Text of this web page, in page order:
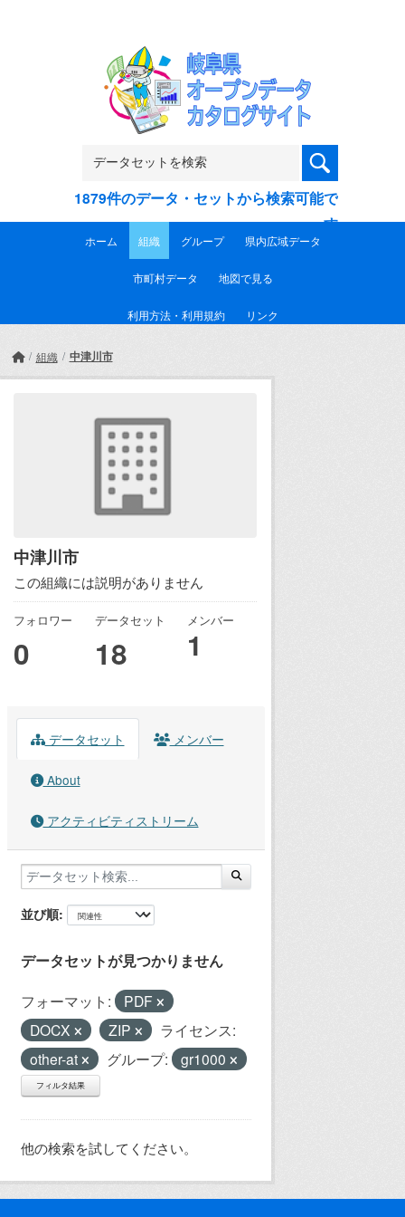
1879件のデータ・セットから検索可能で
す
ホーム 組織 グループ 県内広域データ
市町村データ 地図で見る
利用方法・利用規約 リンク
組織 中津川市
中津川市
この組織には説明がありません
フォロワー
0
データセット
18
メンバー
1
データセット メンバー
About
アクティビティストリーム
並び順
データセットが見つかりません
フォーマット:
PDF
DOCX
ZIP
ライセンス:
other-at
グループ: gr1000
フィルタ結果
他の検索を試してください。